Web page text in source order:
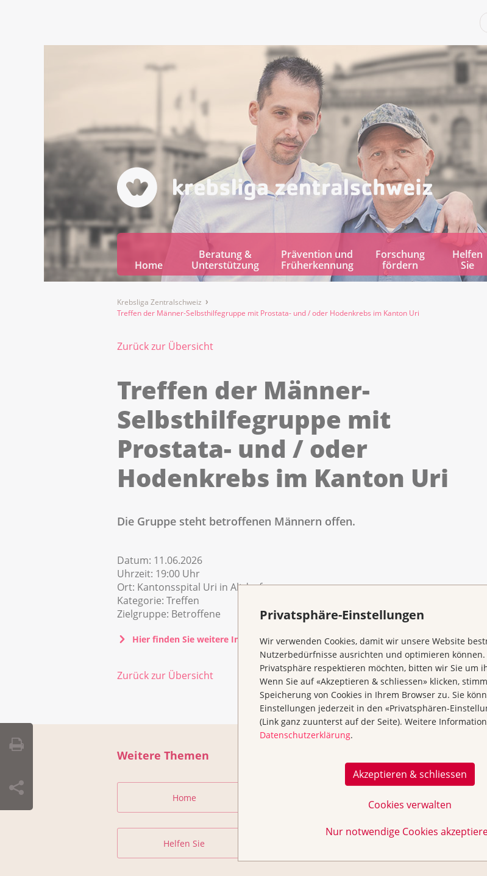
Privatsphäre-Einstellungen
Wir verwenden Cookies, damit wir unsere Website
Nutzerbedürfnisse ausrichten und optimieren
Privatsphäre respektieren möchten, bitten wir Sie um
Wenn Sie auf «Akzeptieren & schliessen» klicken,
Speicherung von Cookies in Ihrem Browser zu. Sie
Einstellungen jederzeit in den «Privatsphären-
(Link ganz zuunterst auf der Seite). Weitere
Datenschutzerklärung.
Akzeptieren & schliessen
Cookies verwalten
Nur notwendige Cookies
Home
Beratung &
Unterstützung
Prävention und
Früherkennung
Forschung
fördern
Helfen
Sie
Krebsliga Zentralschweiz
Treffen der Männer-Selbsthilfegruppe mit Prostata- und / oder Hodenkrebs im Kanton Uri
Zurück zur Übersicht
Treffen der Männer-
Selbsthilfegruppe mit
Prostata- und / oder
Hodenkrebs im Kanton Uri
Die Gruppe steht betroffenen Männern offen.
Datum: 11.06.2026
Uhrzeit: 19:00 Uhr
Ort: Kantonsspital Uri in Altdorf
Kategorie: Treffen
Zielgruppe: Betroffene
Hier finden Sie weitere Informationen zur Gruppe.
Zurück zur Übersicht
Weitere Themen
Home
Helfen Sie